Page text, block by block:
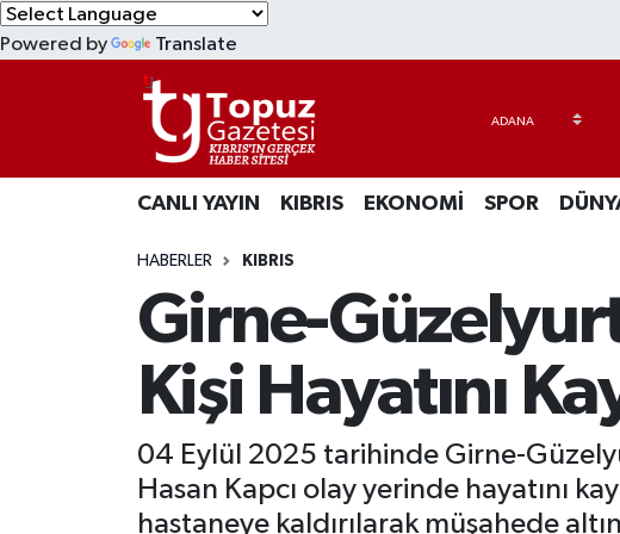
Powered by Translate
CANLI YAYIN KIBRIS EKONOMİ SPOR
HABERLER KIBRIS
Girne-Güzelyurt
Kişi Hayatını
04 Eylül 2025 tarihinde Girne-
Hasan Kapcı olay yerinde hayatını
hastaneye kaldırılarak müşahede
EKONOMİ
MAGAZİN
TEKNOLOJİ
TÜRKİYE
Lefkoşa Nöbetçi Eczaneler
Lefkoşa Hava Durumu
Lefkoşa Trafik Yoğunluk Haritası
Süper Lig Puan Durumu ve Fikstür
Tüm Manşetler
Son Dakika Haberleri
Haber Arşivi